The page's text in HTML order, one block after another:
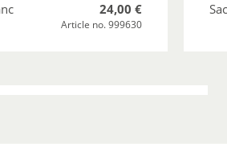
24,00 €
Article no. 999630